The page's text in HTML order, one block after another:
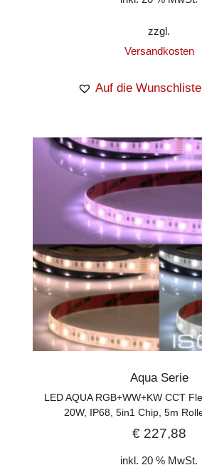
zzgl.
Versandkosten
Auf die
Aqua Serie
LED AQUA RGB+WW+KW CCT
20W, IP68, 5in1 Chip, 5m
€227,88
inkl. 20 % MwSt.